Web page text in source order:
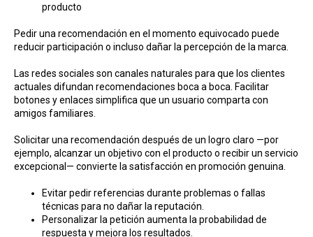
producto
Pedir una recomendación en el momento equivocado puede
reducir participación o incluso dañar la percepción de la marca.
Las redes sociales son canales naturales para que los clientes
actuales difundan recomendaciones boca a boca. Facilitar
botones y enlaces simplifica que un usuario comparta con
amigos familiares.
Solicitar una recomendación después de un logro claro —por
ejemplo, alcanzar un objetivo con el producto o recibir un servicio
excepcional— convierte la satisfacción en promoción genuina.
Evitar pedir referencias durante problemas o fallas
técnicas para no dañar la reputación.
Personalizar la petición aumenta la probabilidad de
respuesta y mejora los resultados.